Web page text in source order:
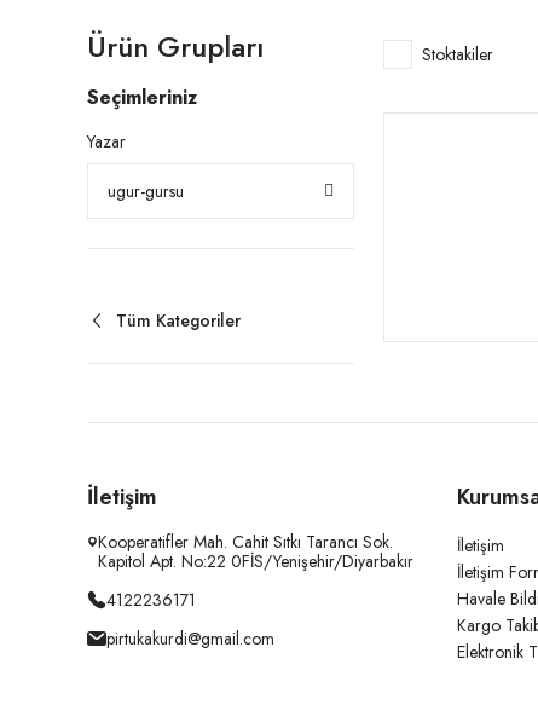
Ürün Grupları
Seçimleriniz
Yazar
ugur-gursu
Tüm Kategoriler
Stoktakiler
İletişim
Kooperatifler Mah. Cahit Sıtkı Tarancı Sok.
Kapitol Apt. No:22 0FİS/Yenişehir/Diyarbakır
4122236171
pirtukakurdi@gmail.com
İletişim
İletişim
Havale
Kargo
Elektronik